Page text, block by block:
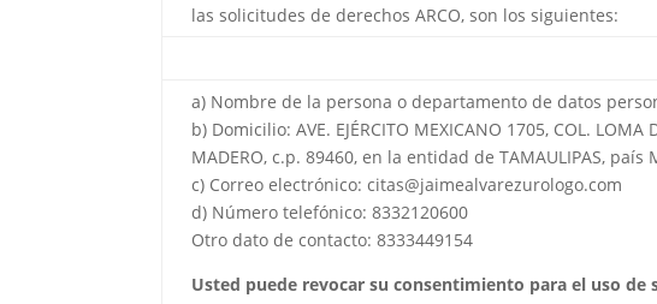
las solicitudes de derechos ARCO, son los siguientes:
a) Nombre de la persona o departamento de datos
b) Domicilio: AVE. EJÉRCITO MEXICANO 1705, COL.
MADERO, c.p. 89460, en la entidad de TAMAULIPAS, país
c) Correo electrónico: citas@jaimealvarezurologo.com
d) Número telefónico: 8332120600
Otro dato de contacto: 8333449154
Usted puede revocar su consentimiento para el uso de